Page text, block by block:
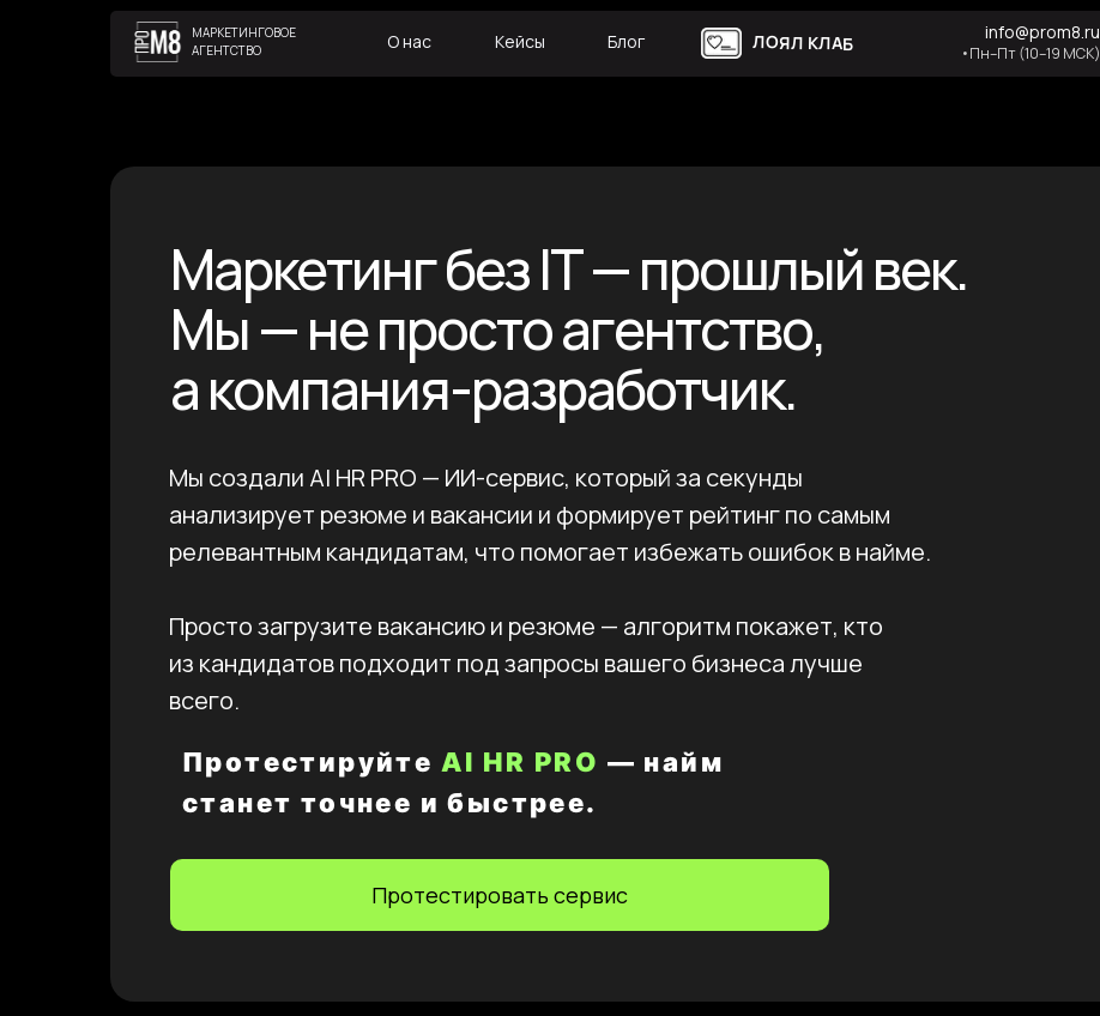
МАРКЕТИНГОВОЕ
АГЕНТСТВО
О нас Кейсы Блог ЛОЯЛ КЛАБ info@prom8.ru
•Пн–Пт (10–19 МСК)
Маркетинг без IT — прошлый век.
Мы — не просто агентство,
а компания-разработчик.
Мы создали AI HR PRO — ИИ-сервис, который за секунды
анализирует резюме и вакансии и формирует рейтинг по самым
релевантным кандидатам, что помогает избежать ошибок в найме.
Просто загрузите вакансию и резюме — алгоритм покажет, кто
из кандидатов подходит под запросы вашего бизнеса лучше
всего.
Протестируйте AI HR PRO — найм
станет точнее и быстрее.
Протестировать сервис